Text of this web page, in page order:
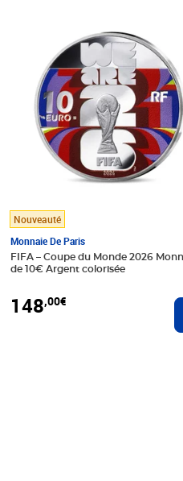
au panier
Nouveauté
Monnaie De Paris
FIFA – Coupe du Monde 2026
de 10€ Argent colorisée
148,00€